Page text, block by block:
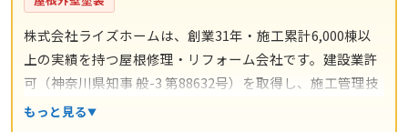
株式会社ライズホームは、創業31年・施工累計6,000棟以
上の実績を持つ屋根修理・リフォーム会社です。建設業許
可（神奈川県知事 般-3 第88632号）を取得し、施工管理技
士補・石綿取扱作業主任者・第二種電気工事士などの有資
もっと見る